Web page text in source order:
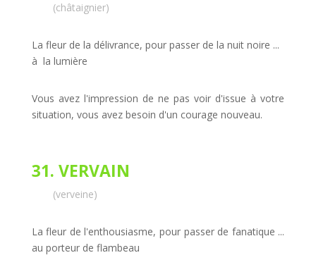
(châtaignier)
La fleur de la délivrance, pour passer de la nuit noire ...
à la lumière
Vous avez l'impression de ne pas voir d'issue à votre
situation, vous avez besoin d'un courage nouveau.
31. VERVAIN
(verveine)
La fleur de l'enthousiasme, pour passer de fanatique ...
au porteur de flambeau